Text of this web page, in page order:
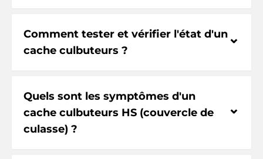
Comment tester et vérifier l'état d'un
cache culbuteurs ?
⌃
Quels sont les symptômes d'un
cache culbuteurs HS (couvercle de
culasse) ?
⌃